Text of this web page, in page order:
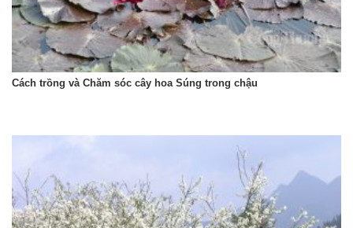
Cách trồng và Chăm sóc cây hoa Súng trong chậu